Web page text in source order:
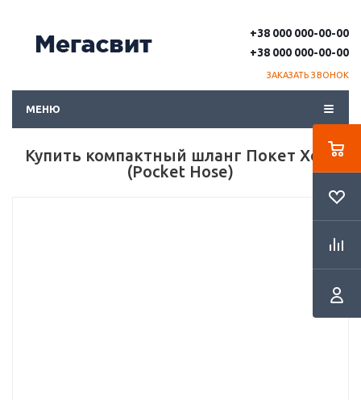
+38 000 000-00-00
+38 000 000-00-00
ЗАКАЗАТЬ ЗВОНОК
МЕНЮ
Купить компактный шланг Покет Хоуз
(Pocket Hose)